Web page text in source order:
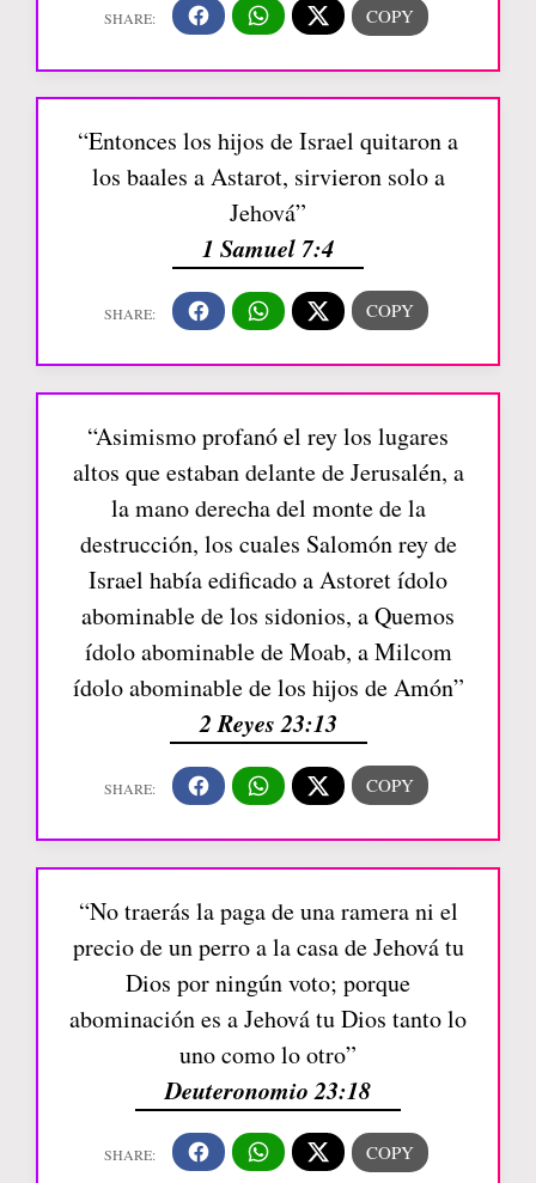
“Entonces los hijos de Israel quitaron a
los baales a Astarot, sirvieron solo a
Jehová”
1 Samuel 7:4
“Asimismo profanó el rey los lugares
altos que estaban delante de Jerusalén, a
la mano derecha del monte de la
destrucción, los cuales Salomón rey de
Israel había edificado a Astoret ídolo
abominable de los sidonios, a Quemos
ídolo abominable de Moab, a Milcom
ídolo abominable de los hijos de Amón”
2 Reyes 23:13
“No traerás la paga de una ramera ni el
precio de un perro a la casa de Jehová tu
Dios por ningún voto; porque
abominación es a Jehová tu Dios tanto lo
uno como lo otro”
Deuteronomio 23:18